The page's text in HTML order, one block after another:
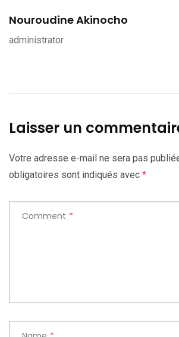
Nouroudine Akinocho
administrator
Laisser un
Votre adresse e-mail ne sera pas
obligatoires sont indiqués avec *
Comment *